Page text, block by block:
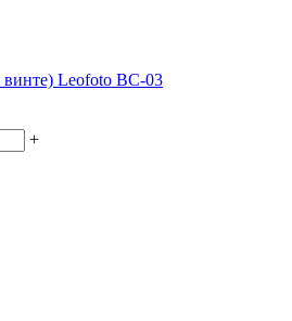
Leofoto BC-03
+